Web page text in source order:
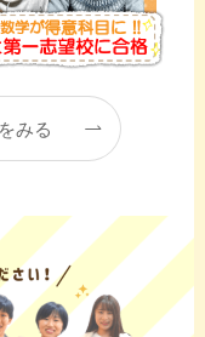
みる